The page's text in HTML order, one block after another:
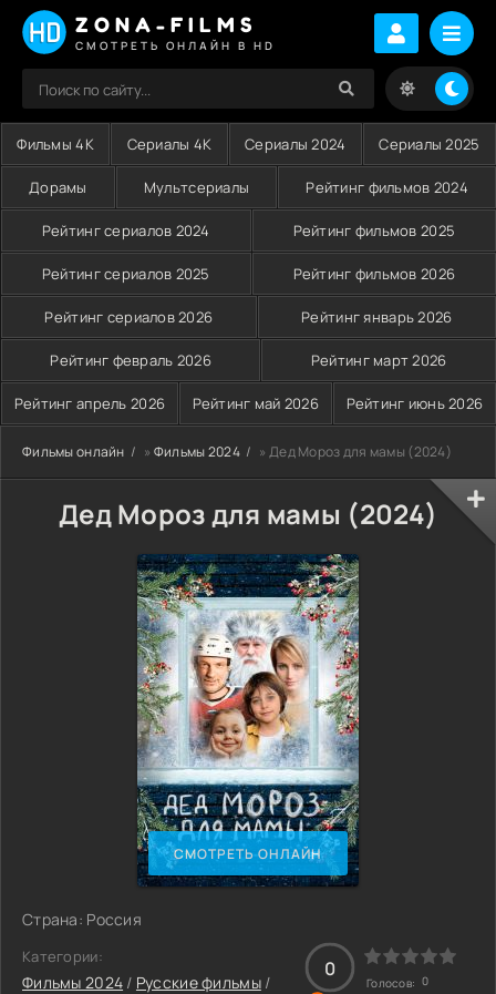
ZONA-FILMS
СМОТРЕТЬ ОНЛАЙН В HD
Фильмы 4K Сериалы 4K Сериалы 2024 Сериалы 2025
Дорамы Мультсериалы Рейтинг фильмов 2024
Рейтинг сериалов 2024 Рейтинг фильмов 2025
Рейтинг сериалов 2025 Рейтинг фильмов 2026
Рейтинг сериалов 2026 Рейтинг январь 2026
Рейтинг февраль 2026 Рейтинг март 2026
Рейтинг апрель 2026 Рейтинг май 2026 Рейтинг июнь 2026
Фильмы онлайн » Фильмы 2024 » Дед Мороз для мамы (2024)
Дед Мороз для мамы (2024)
СМОТРЕТЬ ОНЛАЙН
Страна: Россия
Категории:
Фильмы 2024 / Русские фильмы/
0
Голосов: 0